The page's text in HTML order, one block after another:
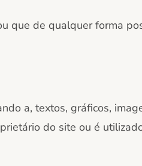
que de qualquer forma
a, textos, gráficos,
do site ou é